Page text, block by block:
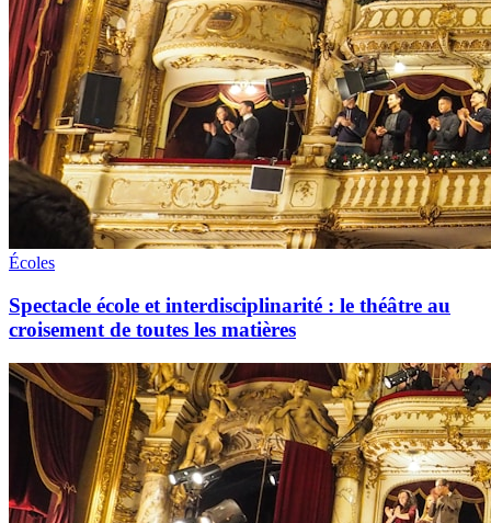
Écoles
Spectacle école et interdisciplinarité : le théâtre au
croisement de toutes les matières